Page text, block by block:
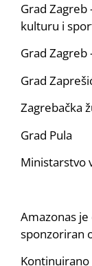
Grad Zagreb
kulturu i
Grad
Grad
Zagrebačka
Grad Pula
Ministarstvo
Amazonas
sponzoriran